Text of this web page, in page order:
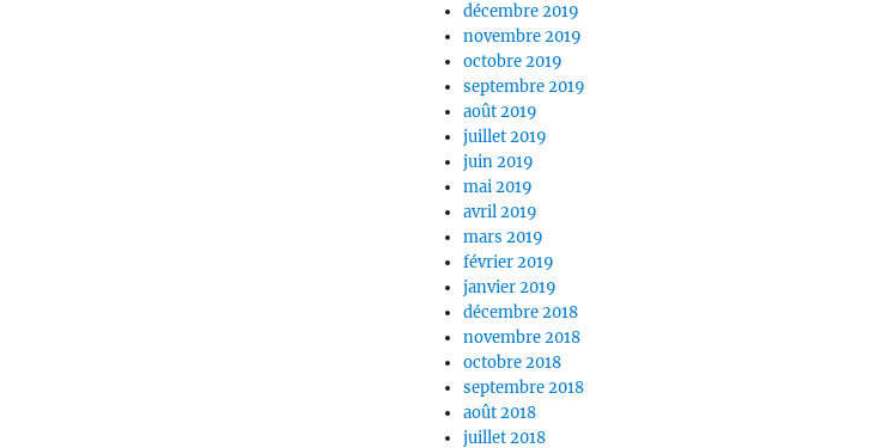
décembre 2019
novembre 2019
octobre 2019
septembre 2019
août 2019
juillet 2019
juin 2019
mai 2019
avril 2019
mars 2019
février 2019
janvier 2019
décembre 2018
novembre 2018
octobre 2018
septembre 2018
août 2018
juillet 2018